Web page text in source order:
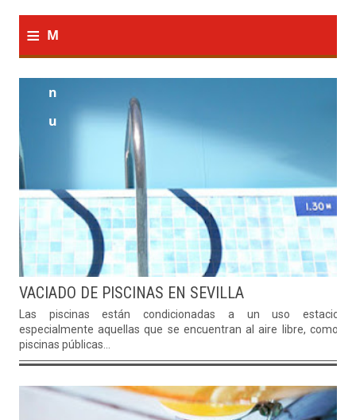
≡ M
e
n
u
VACIADO DE PISCINAS EN SEVILLA
Las piscinas están condicionadas a un uso estacional,
especialmente aquellas que se encuentran al aire libre, como las
piscinas públicas...